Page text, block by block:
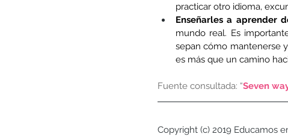
practicar otro idioma,
Enseñarles a aprender
mundo real. Es
sepan cómo mantenerse
es más que un camino
Fuente consultada: “Seven
Copyright (c) 2019 Educamos